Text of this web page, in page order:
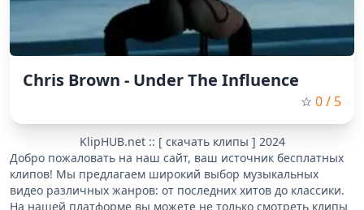
Chris Brown - Under The Influence
☆ 0/ 5
KlipHUB.net :: [ скачать клипы ] 2024
Добро пожаловать на наш сайт, ваш источник бесплатных
клипов! Мы предлагаем широкий выбор музыкальных
видео различных жанров: от последних хитов до классики.
На нашей платформе вы можете не только смотреть клипы